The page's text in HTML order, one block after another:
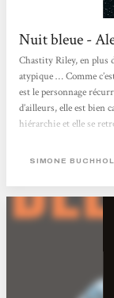
Nuit bleue -
Chastity Riley, en plus
atypique … Comme
est le personnage
d’ailleurs, elle est bien
hiérarchie et elle se
présent hiératique, qui
SIMONE